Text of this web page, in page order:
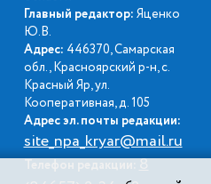
Главный редактор: Яценко
Ю.В.
Адрес: 446370, Самарская
обл., Красноярский р-н, с.
Красный Яр, ул.
Кооперативная, д. 105
Адрес эл. почты редакции:
site_npa_kryar@mail.ru
Телефон редакции: 8